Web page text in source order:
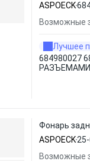
ASPOECK
Возможные
Лучшее
684980027
РАЗЪЕМАМИ
Фонарь
ASPOECK
Возможные